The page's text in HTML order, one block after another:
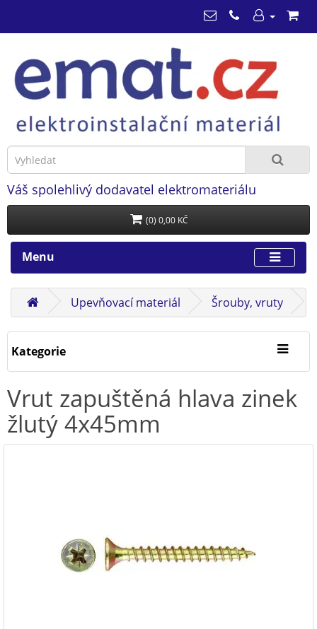
Váš spolehlivý dodavatel elektromateriálu
(0) 0,00 KČ
Menu
Upevňovací materiál Šrouby, vruty
Kategorie
Vrut zapuštěná hlava zinek
žlutý 4x45mm